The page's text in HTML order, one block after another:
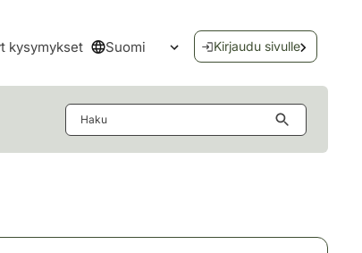
kysymykset Suomi
Avaa kielivalikko
Kirjaudu sivulle